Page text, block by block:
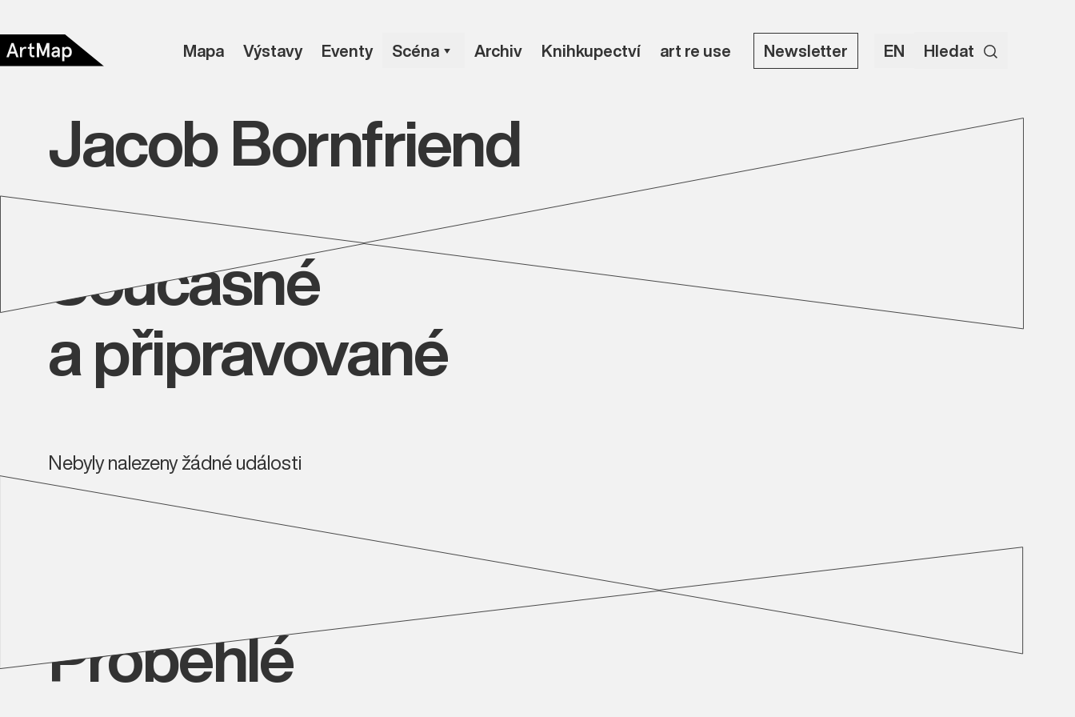
Mapa Výstavy Eventy Scéna Archiv Knihkupectví art re use Newsletter EN Hledat
Jacob Bornfriend
Současné
a připravované
Nebyly nalezeny žádné události
Proběhlé